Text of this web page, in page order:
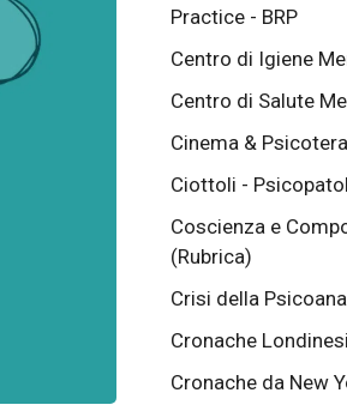
Practice - BRP
Centro di Igiene
Centro di Salute
Cinema &
Ciottoli -
Coscienza e
(Rubrica)
Crisi della
Cronache Londinesi
Cronache da New